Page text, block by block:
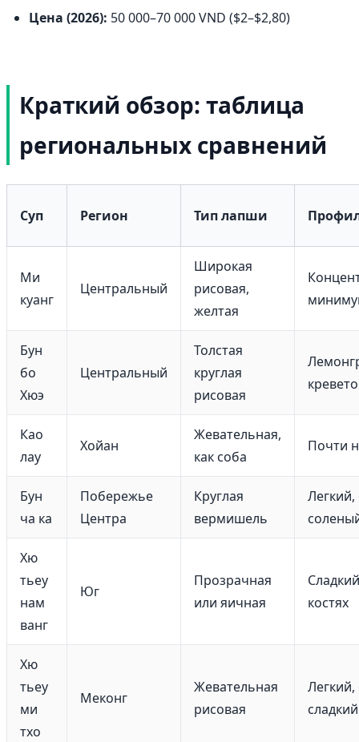
Цена (2026): 50 000–70 000 VND ($2–$2,80)
Краткий обзор: таблица
региональных сравнений
Суп Регион Тип лапши
Ми
куанг
Центральный
Широкая
рисовая,
желтая
Бун
бо
Хюэ
Центральный
Толстая
круглая
рисовая
Као
лау
Хойан
Жевательная,
как соба
Почти
Бун
ча ка
Побережье
Центра
Круглая
вермишель
Легкий,
Хю
тьеу
нам
ванг
Юг
Прозрачная
или яичная
костях
Хю
тьеу
ми
тхо
Меконг
Жевательная
рисовая
Легкий,
сладкий